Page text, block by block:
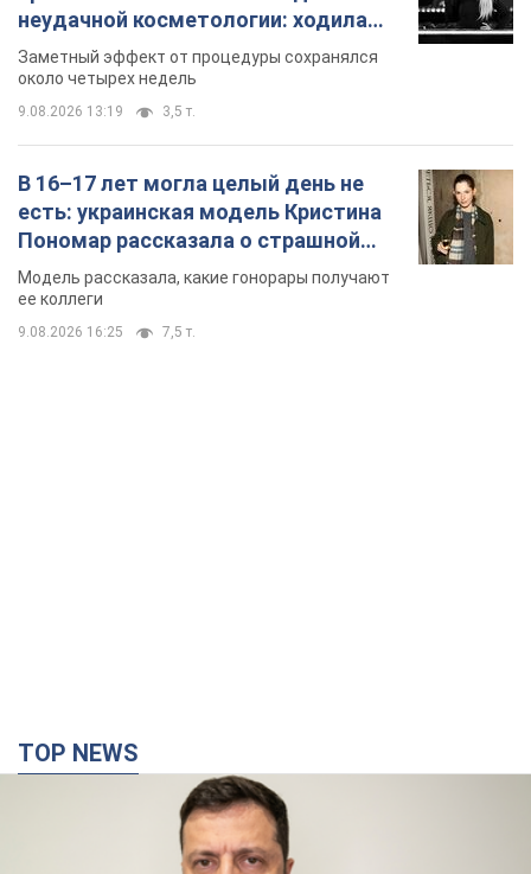
неудачной косметологии: ходила
так почти месяц
Заметный эффект от процедуры сохранялся
около четырех недель
9.08.2026 13:19 3,5 т.
В 16–17 лет могла целый день не
есть: украинская модель Кристина
Пономар рассказала о страшной
стороне модельной карьеры
Модель рассказала, какие гонорары получают
ее коллеги
9.08.2026 16:25 7,5 т.
TOP NEWS